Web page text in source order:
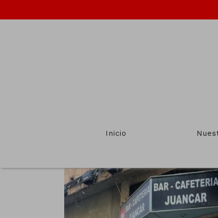
Inicio